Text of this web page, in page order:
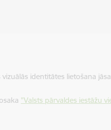
identitātes lietošana
"Valsts pārvaldes iestāžu